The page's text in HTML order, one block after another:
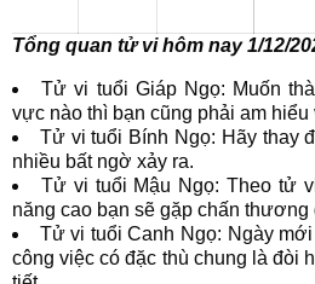
Tổng quan tử vi hôm nay 1/12/
Tử vi tuổi Giáp Ngọ: Muốn
vực nào thì bạn cũng phải am hiểu
Tử vi tuổi Bính Ngọ: Hãy thay
nhiều bất ngờ xảy ra.
Tử vi tuổi Mậu Ngọ: Theo tử
năng cao bạn sẽ gặp chấn thương
Tử vi tuổi Canh Ngọ: Ngày
công việc có đặc thù chung là đòi